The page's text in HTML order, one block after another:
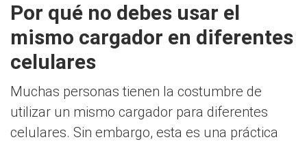
Por qué no debes usar el
mismo cargador en diferentes
celulares
Muchas personas tienen la costumbre de
utilizar un mismo cargador para diferentes
celulares. Sin embargo, esta es una práctica